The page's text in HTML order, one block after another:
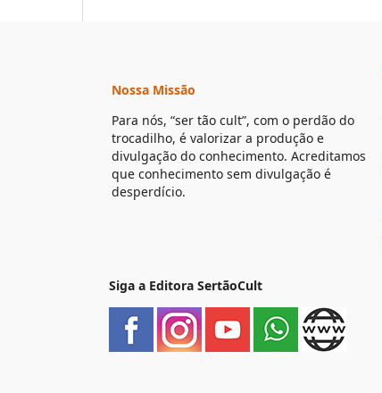
Nossa Missão
Para nós, “ser tão cult”, com o perdão do
trocadilho, é valorizar a produção e
divulgação do conhecimento. Acreditamos
que conhecimento sem divulgação é
desperdício.
Siga a Editora SertãoCult